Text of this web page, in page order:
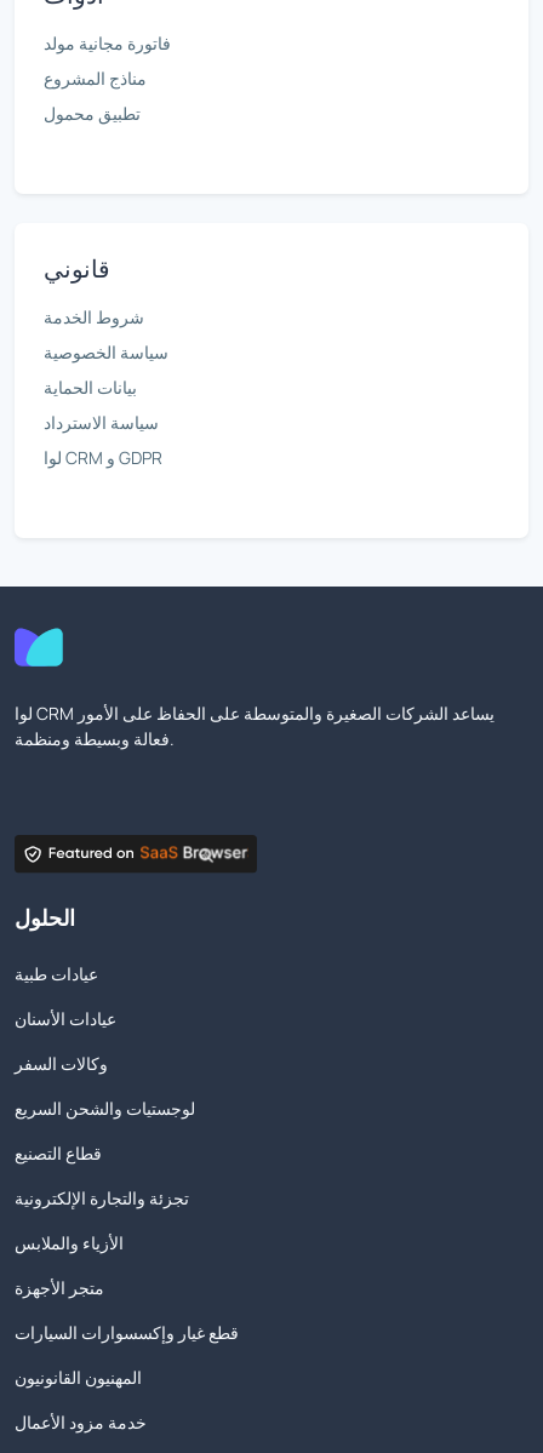
فاتورة مجانية مولد
مناذج المشروع
تطبيق محمول
قانوني
شروط الخدمة
سياسة الخصوصية
بيانات الحماية
سياسة الاسترداد
لوا CRM و GDPR
لوا CRM يساعد الشركات الصغيرة والمتوسطة على الحفاظ على الأمور
فعالة وبسيطة ومنظمة.
الحلول
عيادات طبية
عيادات الأسنان
وكالات السفر
لوجستيات والشحن السريع
قطاع التصنيع
تجزئة والتجارة الإلكترونية
الأزياء والملابس
متجر الأجهزة
قطع غيار وإكسسوارات السيارات
المهنيون القانونيون
خدمة مزود الأعمال